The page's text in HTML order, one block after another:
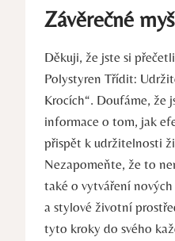
Závěrečné
Děkuji, že jste si
Polystyren Třídit:
Krocích“. Doufáme, že
informace o tom, jak
přispět k udržitelnosti
Nezapomeňte, že to
také o vytváření
a stylové životní
tyto kroky do svého